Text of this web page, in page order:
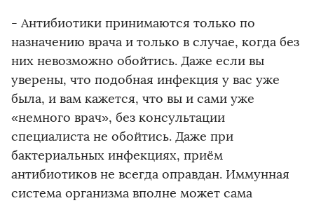
- Антибиотики принимаются только по
назначению врача и только в случае, когда без
них невозможно обойтись. Даже если вы
уверены, что подобная инфекция у вас уже
была, и вам кажется, что вы и сами уже
«немного врач», без консультации
специалиста не обойтись. Даже при
бактериальных инфекциях, приём
антибиотиков не всегда оправдан. Иммунная
система организма вполне может сама